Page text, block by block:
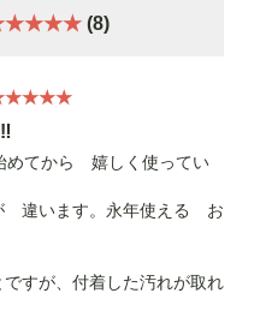
(8)
てから 嬉しく使ってい
違います。永年使える お
すが、付着した汚れが取れ